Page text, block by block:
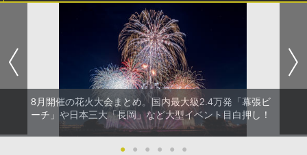
8月開催の花火大会まとめ。国内最大級2.4万発「幕張ビ
ーチ」や日本三大「長岡」など大型イベント目白押し！
● ● ● ● ● ●